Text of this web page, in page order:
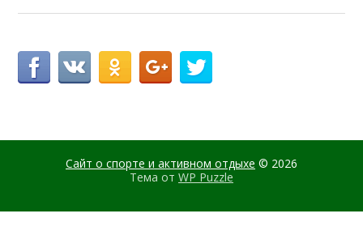
Сайт о спорте и активном отдыхе © 2026
Тема от WP Puzzle